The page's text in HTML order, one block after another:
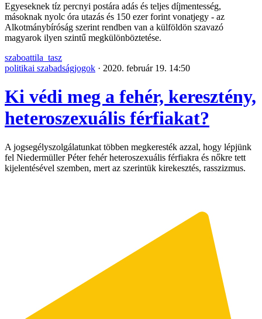
Egyeseknek tíz percnyi postára adás és teljes díjmentesség,
másoknak nyolc óra utazás és 150 ezer forint vonatjegy - az
Alkotmánybíróság szerint rendben van a külföldön szavazó
magyarok ilyen szintű megkülönböztetése.
szaboattila_tasz
politikai szabadságjogok · 2020. február 19. 14:50
Ki védi meg a fehér, keresztény,
heteroszexuális férfiakat?
A jogsegélyszolgálatunkat többen megkeresték azzal, hogy lépjünk
fel Niedermüller Péter fehér heteroszexuális férfiakra és nőkre tett
kijelentésével szemben, mert az szerintük kirekesztés, rasszizmus.